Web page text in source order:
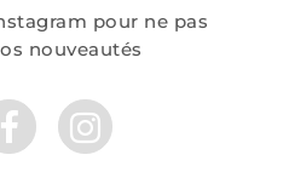
pour ne pas
nouveautés